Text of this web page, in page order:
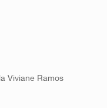
Viviane Ramos